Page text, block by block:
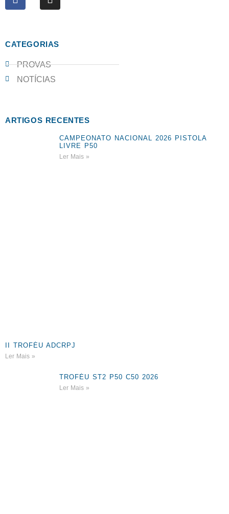
CATEGORIAS
PROVAS
NOTÍCIAS
ARTIGOS RECENTES
CAMPEONATO NACIONAL 2026 PISTOLA
LIVRE P50
Ler Mais »
II TROFÉU ADCRPJ
Ler Mais »
TROFÉU ST2 P50 C50 2026
Ler Mais »